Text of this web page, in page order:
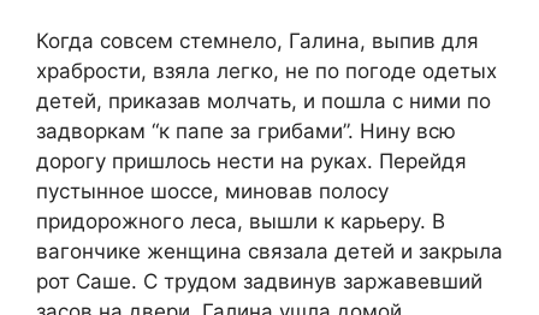
Когда совсем стемнело, Галина, выпив для
храбрости, взяла легко, не по погоде одетых
детей, приказав молчать, и пошла с ними по
задворкам “к папе за грибами”. Нину всю
дорогу пришлось нести на руках. Перейдя
пустынное шоссе, миновав полосу
придорожного леса, вышли к карьеру. В
вагончике женщина связала детей и закрыла
рот Саше. С трудом задвинув заржавевший